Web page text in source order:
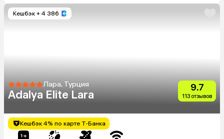
Кешбэк + 4 386
Лара, Турция
Adalya Elite Lara
9.7
113 отзывов
Кешбэк 4% по карте Т-Банка